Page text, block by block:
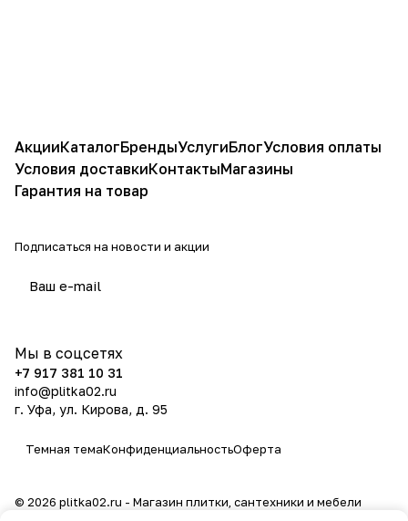
АкцииКаталогБрендыУслугиБлогУсловия оплаты
Условия доставкиКонтактыМагазины
Гарантия на товар
Подписаться на новости и акции
Мы в соцсетях
+7 917 381 10 31
info@plitka02.ru
г. Уфа, ул. Кирова, д. 95
Темная темаКонфиденциальностьОферта
© 2026 plitka02.ru - Магазин плитки, сантехники и мебели